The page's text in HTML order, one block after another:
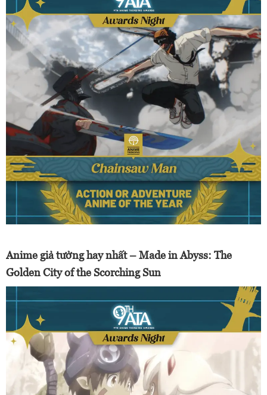
Anime giả tưởng hay nhất – Made in Abyss: The
Golden City of the Scorching Sun